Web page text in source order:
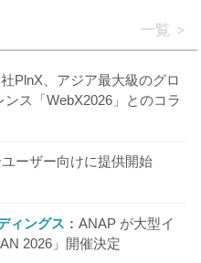
一覧
PlnX、アジア最大級のグロ
ス「WebX2026」とのコラ
ーザー向けに提供開始
ィングス
ANAP が大型イ
2026」開催決定